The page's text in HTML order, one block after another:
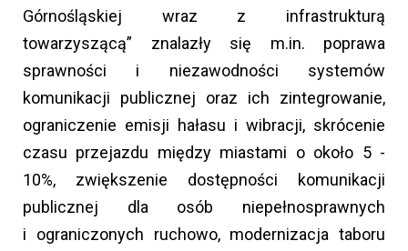
Górnośląskiej wraz z infrastrukturą
towarzyszącą” znalazły się m.in. poprawa
sprawności i niezawodności systemów
komunikacji publicznej oraz ich zintegrowanie,
ograniczenie emisji hałasu i wibracji, skrócenie
czasu przejazdu między miastami o około 5 -
10%, zwiększenie dostępności komunikacji
publicznej dla osób niepełnosprawnych
i ograniczonych ruchowo, modernizacja taboru